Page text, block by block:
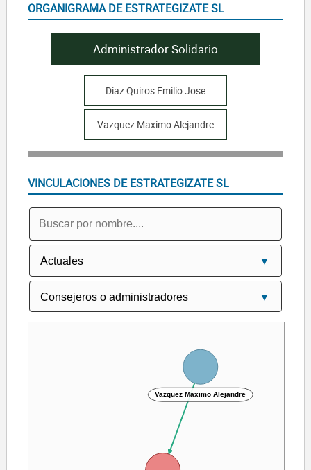
ORGANIGRAMA DE ESTRATEGIZATE SL
Administrador Solidario
Diaz Quiros Emilio Jose
Vazquez Maximo Alejandre
VINCULACIONES DE ESTRATEGIZATE SL
Vazquez Maximo Alejandre